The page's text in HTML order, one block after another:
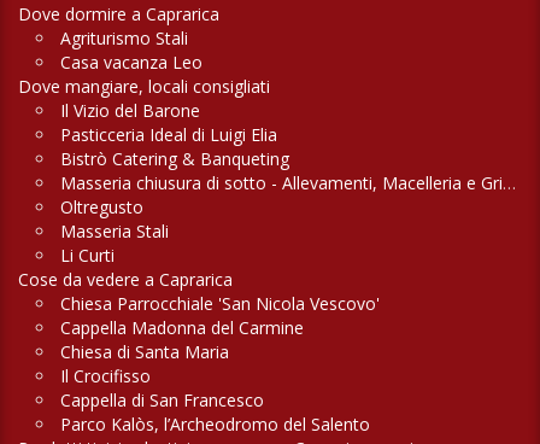
Dove dormire a Caprarica
Agriturismo Stali
Casa vacanza Leo
Dove mangiare, locali consigliati
Il Vizio del Barone
Pasticceria Ideal di Luigi Elia
Bistrò Catering & Banqueting
Masseria chiusura di sotto - Allevamenti, Macelleria e Griglieria
Oltregusto
Masseria Stali
Li Curti
Cose da vedere a Caprarica
Chiesa Parrocchiale 'San Nicola Vescovo'
Cappella Madonna del Carmine
Chiesa di Santa Maria
Il Crocifisso
Cappella di San Francesco
Parco Kalòs, l’Archeodromo del Salento